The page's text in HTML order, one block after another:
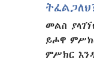
መልስ
ይሖዋ
ምሥክር